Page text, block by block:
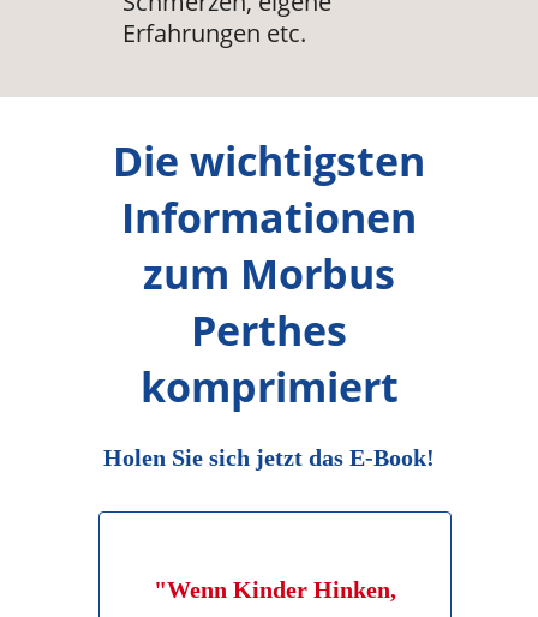
Erfahrungen etc.
Die wichtigsten
Informationen
zum Morbus
Perthes
komprimiert
Holen Sie sich jetzt das E-Book!
"Wenn Kinder Hinken,